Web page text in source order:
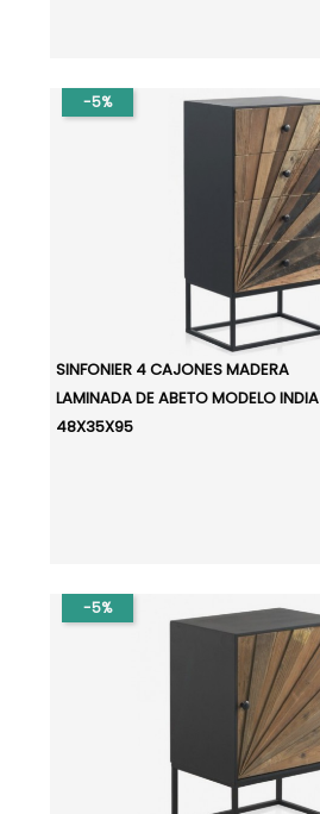
SINFONIER 4 CAJONES MADERA
LAMINADA DE ABETO MODELO INDIA
48X35X95
-5%
-5%